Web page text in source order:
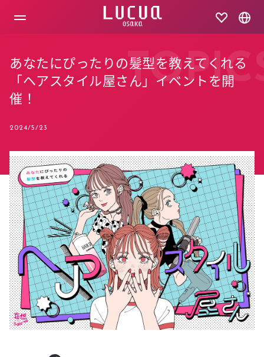
あなたにぴったりの髪型を教えてくれる
「ヘアスタイル屋さん」イベントを開
催！
2024/5/23